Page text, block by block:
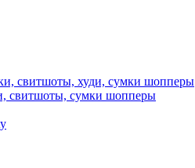
свитшоты, худи, сумки шопперы
свитшоты, сумки шопперы